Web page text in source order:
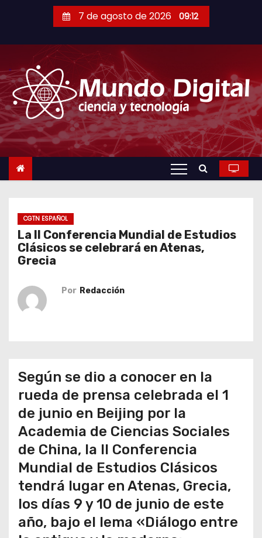
a
r
a
l
c
o
7 de agosto de 2026 09:12
CGTN ESPAÑOL
La II Conferencia Mundial de Estudios
Clásicos se celebrará en Atenas,
Grecia
Por Redacción
Según se dio a conocer en la
rueda de prensa celebrada el 1
de junio en Beijing por la
Academia de Ciencias Sociales
de China, la II Conferencia
Mundial de Estudios Clásicos
tendrá lugar en Atenas, Grecia,
los días 9 y 10 de junio de este
año, bajo el lema «Diálogo entre